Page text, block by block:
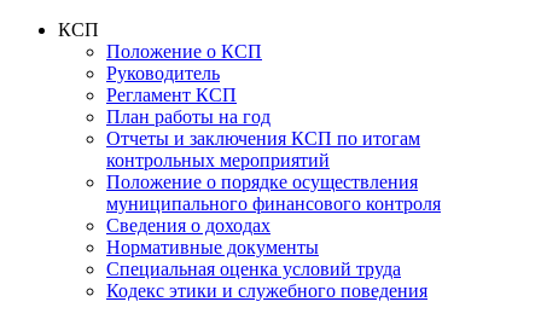
КСП
Положение о КСП
Руководитель
Регламент КСП
План работы на год
Отчеты и заключения КСП по итогам
контрольных мероприятий
Положение о порядке осуществления
муниципального финансового контроля
Сведения о доходах
Нормативные документы
Специальная оценка условий труда
Кодекс этики и служебного поведения